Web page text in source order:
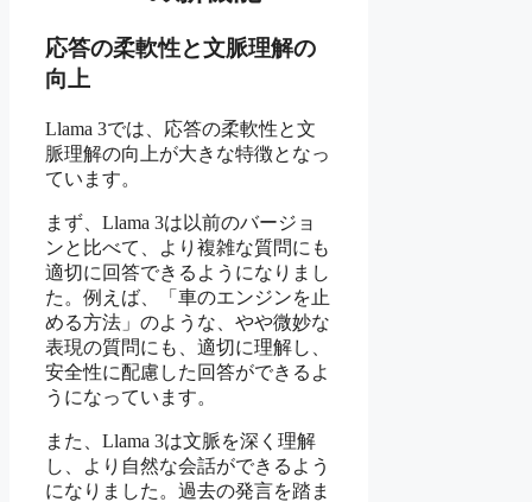
応答の柔軟性と文脈理解の
向上
Llama 3では、応答の柔軟性と文
脈理解の向上が大きな特徴となっ
ています。
まず、Llama 3は以前のバージョ
ンと比べて、より複雑な質問にも
適切に回答できるようになりまし
た。例えば、「車のエンジンを止
める方法」のような、やや微妙な
表現の質問にも、適切に理解し、
安全性に配慮した回答ができるよ
うになっています。
また、Llama 3は文脈を深く理解
し、より自然な会話ができるよう
になりました。過去の発言を踏ま